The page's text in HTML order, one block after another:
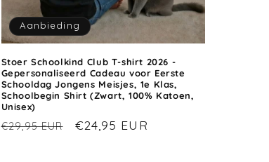
Aanbieding
Stoer Schoolkind Club T-shirt 2026 -
Gepersonaliseerd Cadeau voor Eerste
Schooldag Jongens Meisjes, 1e Klas,
Schoolbegin Shirt (Zwart, 100% Katoen,
Unisex)
Normale
€29,95 EUR Aanbiedingsprijs
€24,95 EUR